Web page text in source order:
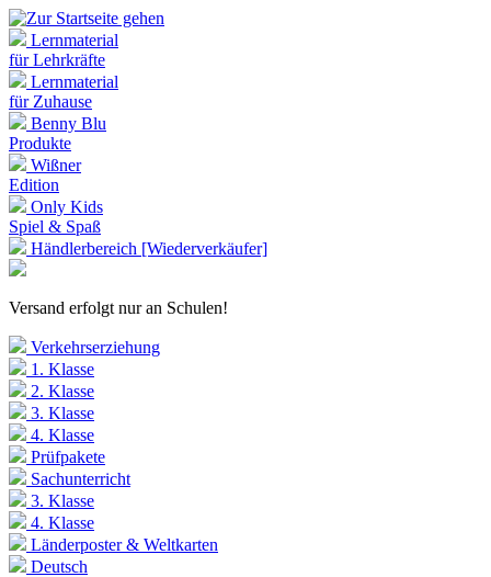
Lernmaterial
für Lehrkräfte
Lernmaterial
für Zuhause
Benny Blu
Produkte
Wißner
Edition
Only Kids
Spiel & Spaß
Händlerbereich [Wiederverkäufer]
Versand erfolgt nur an Schulen!
Verkehrserziehung
1. Klasse
2. Klasse
3. Klasse
4. Klasse
Prüfpakete
Sachunterricht
3. Klasse
4. Klasse
Länderposter & Weltkarten
Deutsch